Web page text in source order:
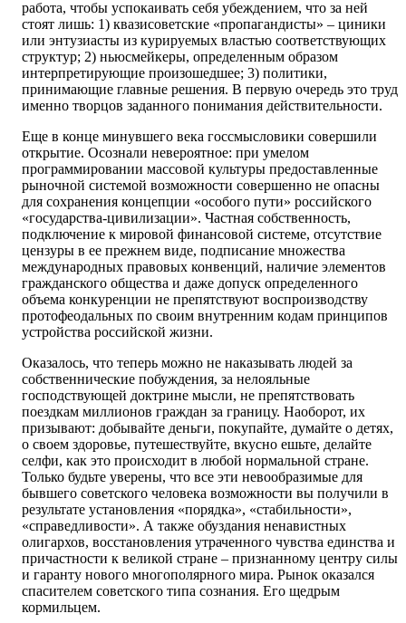
работа, чтобы успокаивать себя убеждением, что за ней
стоят лишь: 1) квазисоветские «пропагандисты» – циники
или энтузиасты из курируемых властью соответствующих
структур; 2) ньюсмейкеры, определенным образом
интерпретирующие произошедшее; 3) политики,
принимающие главные решения. В первую очередь это труд
именно творцов заданного понимания действительности.
Еще в конце минувшего века госсмысловики совершили
открытие. Осознали невероятное: при умелом
программировании массовой культуры предоставленные
рыночной системой возможности совершенно не опасны
для сохранения концепции «особого пути» российского
«государства-цивилизации». Частная собственность,
подключение к мировой финансовой системе, отсутствие
цензуры в ее прежнем виде, подписание множества
международных правовых конвенций, наличие элементов
гражданского общества и даже допуск определенного
объема конкуренции не препятствуют воспроизводству
протофеодальных по своим внутренним кодам принципов
устройства российской жизни.
Оказалось, что теперь можно не наказывать людей за
собственнические побуждения, за нелояльные
господствующей доктрине мысли, не препятствовать
поездкам миллионов граждан за границу. Наоборот, их
призывают: добывайте деньги, покупайте, думайте о детях,
о своем здоровье, путешествуйте, вкусно ешьте, делайте
селфи, как это происходит в любой нормальной стране.
Только будьте уверены, что все эти невообразимые для
бывшего советского человека возможности вы получили в
результате установления «порядка», «стабильности»,
«справедливости». А также обуздания ненавистных
олигархов, восстановления утраченного чувства единства и
причастности к великой стране – признанному центру силы
и гаранту нового многополярного мира. Рынок оказался
спасителем советского типа сознания. Его щедрым
кормильцем.